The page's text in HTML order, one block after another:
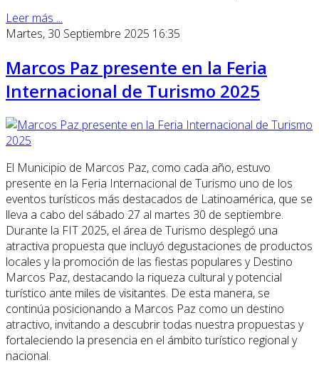
Leer más ...
Martes, 30 Septiembre 2025 16:35
Marcos Paz presente en la Feria
Internacional de Turismo 2025
El Municipio de Marcos Paz, como cada año, estuvo
presente en la Feria Internacional de Turismo uno de los
eventos turísticos más destacados de Latinoamérica, que se
lleva a cabo del sábado 27 al martes 30 de septiembre.
Durante la FIT 2025, el área de Turismo desplegó una
atractiva propuesta que incluyó degustaciones de productos
locales y la promoción de las fiestas populares y Destino
Marcos Paz, destacando la riqueza cultural y potencial
turístico ante miles de visitantes. De esta manera, se
continúa posicionando a Marcos Paz como un destino
atractivo, invitando a descubrir todas nuestra propuestas y
fortaleciendo la presencia en el ámbito turístico regional y
nacional.